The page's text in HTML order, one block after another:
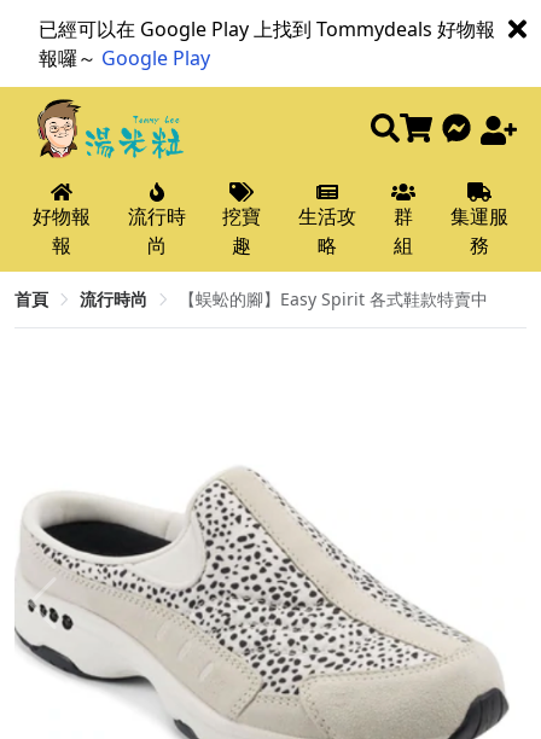
已經可以在 Google Play 上找到 Tommydeals 好物報
報囉～ Google Play
好物報
報
流行時
尚
挖寶
趣
生活攻
略
群
組
集運服
務
首頁 流行時尚 【蜈蚣的腳】Easy Spirit 各式鞋款特賣中